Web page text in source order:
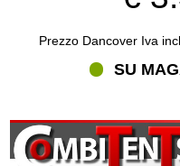
Prezzo Dancover Iva
SU